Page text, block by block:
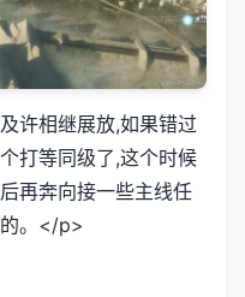
许相继展放,如果错过
打等同级了,这个时候
再奔向接一些主线任
。</p>